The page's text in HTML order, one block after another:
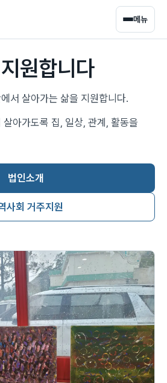
메뉴
원합니다
서 살아가는 삶을 지원합니다.
아가도록 집, 일상, 관계, 활동을
법인소개
사회 거주지원